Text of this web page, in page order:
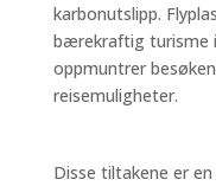
karbonutslipp.
bærekraftig turisme
oppmuntrer
reisemuligheter.
Disse tiltakene er